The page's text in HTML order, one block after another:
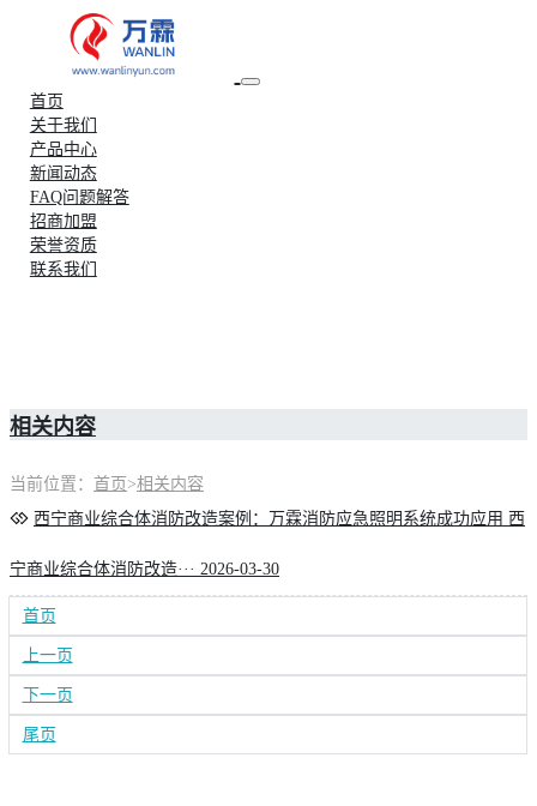
首页
关于我们
产品中心
新闻动态
FAQ问题解答
招商加盟
荣誉资质
联系我们
相关内容
当前位置： 首页 >相关内容
西宁商业综合体消防改造案例：万霖消防应急照明系统成功应用 西
宁商业综合体消防改造··· 2026-03-30
首页
上一页
下一页
尾页